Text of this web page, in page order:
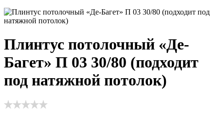
Плинтус потолочный «Де-
Багет» П 03 30/80 (подходит
под натяжной потолок)